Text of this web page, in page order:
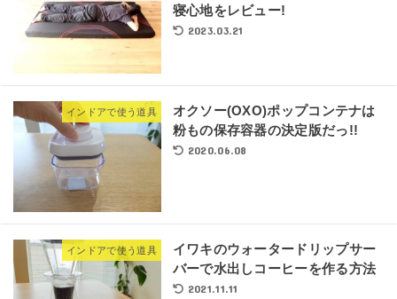
寝心地をレビュー!
2023.03.21
インドアで使う道具
オクソー(OXO)ポップコンテナは
粉もの保存容器の決定版だっ!!
2020.06.08
インドアで使う道具
イワキのウォータードリップサー
バーで水出しコーヒーを作る方法
2021.11.11